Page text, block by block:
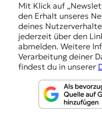
Mit Klick auf
den Erhalt unseres
deines
jederzeit über den
abmelden. Weitere
Verarbeitung deiner
findest du in unserer